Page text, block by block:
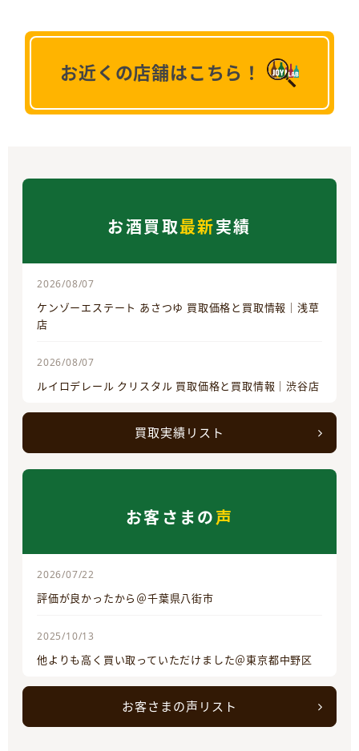
お近くの店舗はこちら！
お酒買取最新実績
2026/08/07
ケンゾーエステート あさつゆ 買取価格と買取情報｜浅草
店
2026/08/07
ルイロデレール クリスタル 買取価格と買取情報｜渋谷店
買取実績リスト
お客さまの声
2026/07/22
評価が良かったから＠千葉県八街市
2025/10/13
他よりも高く買い取っていただけました＠東京都中野区
お客さまの声リスト